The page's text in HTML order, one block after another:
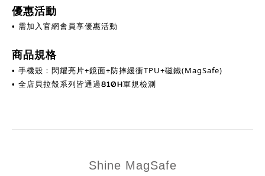
優惠活動
• 需加入官網會員享優惠活動
商品規格
• 手機殼：閃耀亮片+鏡面+防摔緩衝TPU+磁鐵(MagSafe)
• 全店貝拉殼系列皆通過810H軍規檢測
Shine MagSafe